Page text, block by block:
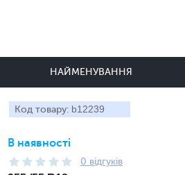
НАЙМЕНУВАННЯ
Код товару: b12239
В наявності
0 відгуків